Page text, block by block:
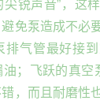
锐声音”，这
免泵造成不必
排气管最好接
；飞跃的真空
，而且耐磨性